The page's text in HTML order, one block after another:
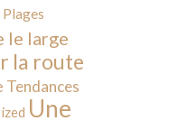
Plages
le large
la route
Tendances
Une